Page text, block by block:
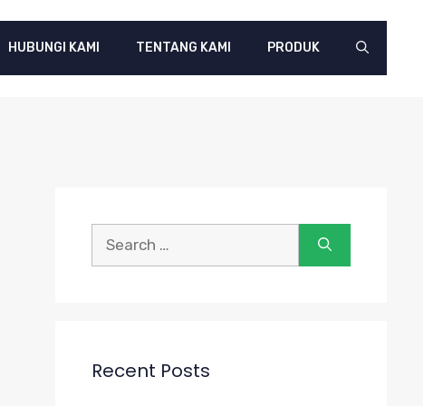
HUBUNGI KAMI TENTANG KAMI PRODUK
Search
Recent Posts